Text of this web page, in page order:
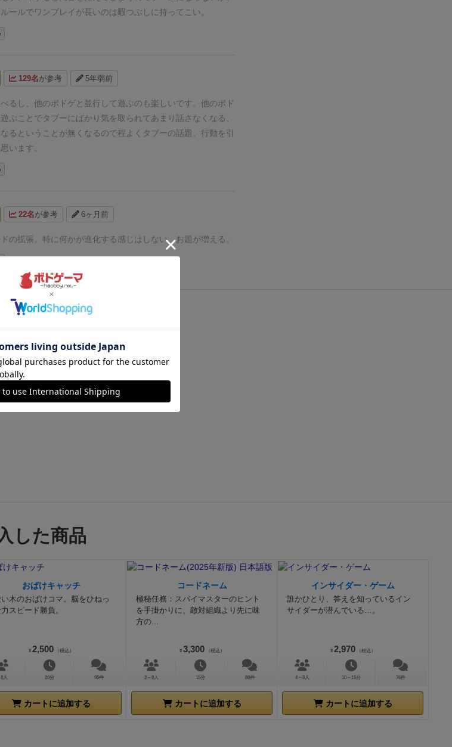
ールでワンプレイが長いのは暇つぶしに持ってこい。
129名が参考 5年弱前
るし、他のボドゲと並行して遊ぶのも楽しいです。他のボド
ぶことでタブーにばかり気を取られてあまり話さなくなる、
るということが無くなるので程よくタブーの話題、行動を引
います。
22名が参考 6ヶ月前
の拡張。特に何かが進化する感じはしない。お題が増える。
した商品
おばけキャッチ
木のおばけコマ。脳をひねっ
スピード勝負。
¥ 2,500 （税込）
人 20分 95件
カートに追加する
コードネーム
極秘任務：スパイマスターのヒント
を手掛かりに、敵対組織より先に味
方の...
¥ 3,300 （税込）
2～8人 15分 80件
カートに追加する
インサイダー・ゲーム
誰かひとり、答えを知っているイン
サイダーが潜んでいる…。
¥ 2,970 （税込）
4～8人 10～15分 76件
カートに追加する